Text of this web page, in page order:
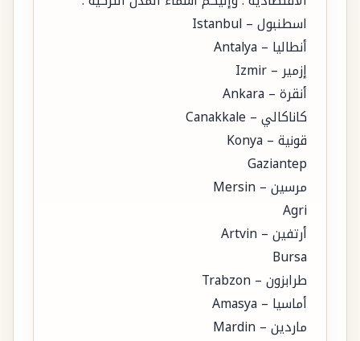
اسطنبول – Istanbul
أنطاليا – Antalya
إزمير – Izmir
أنقرة – Ankara
كاناكالي – Canakkale
قونية – Konya
Gaziantep
مرسين – Mersin
Agri
أرتفين – Artvin
Bursa
طرابزون – Trabzon
أماسيا – Amasya
ماردين – Mardin